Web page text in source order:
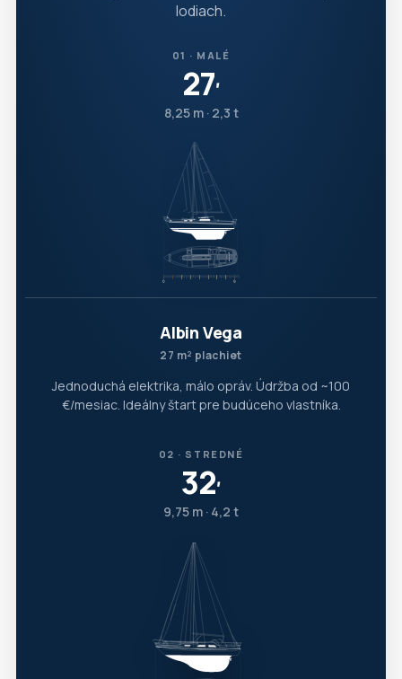
lodiach.
01 · MALÉ
27′
8,25 m · 2,3 t
Albin Vega
27 m² plachiet
Jednoduchá elektrika, málo opráv. Údržba od ~100
€/mesiac. Ideálny štart pre budúceho vlastníka.
02 · STREDNÉ
32′
9,75 m · 4,2 t